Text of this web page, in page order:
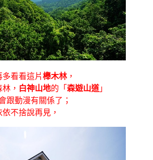
多看看這片櫸木林，
， 白神山地的「森遊山道 」
跟動漫有關係了；
依不捨說再見，